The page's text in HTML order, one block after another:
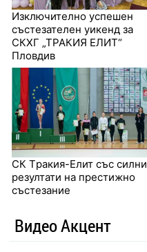
Изключително успешен
състезателен уикенд за
СКХГ „ТРАКИЯ ЕЛИТ“
Пловдив
СК Tракия-Елит със силни
резултати на престижно
състезание
Видео Акцент